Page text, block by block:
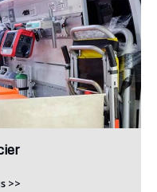
>>